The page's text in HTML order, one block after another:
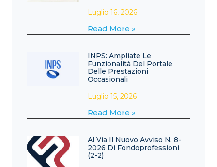
Luglio 16, 2026
Read More »
INPS: Ampliate Le
Funzionalità Del Portale
Delle Prestazioni
Occasionali
Luglio 15, 2026
Read More »
Al Via Il Nuovo Avviso N. 8-
2026 Di Fondoprofessioni
(2-2)